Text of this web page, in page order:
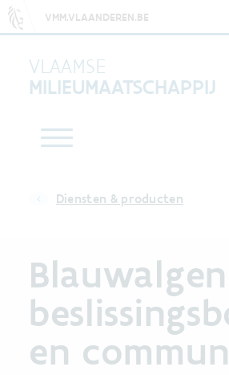
VMM.VLAANDEREN.BE
VLAAMSE
MILIEUMAATSCHAPPIJ
Diensten & producten
en